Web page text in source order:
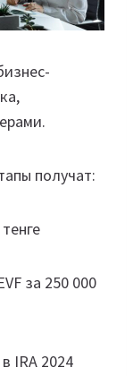
получат:
за 250 000
IRA 2024